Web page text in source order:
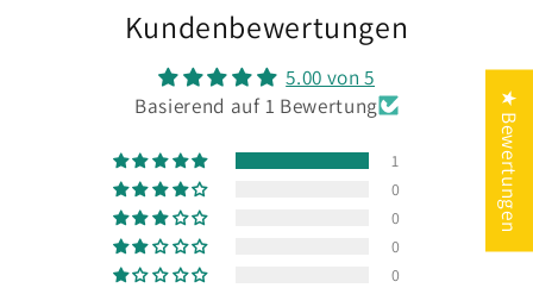
Kundenbewertungen
5.00 von 5
Basierend auf 1 Bewertung
1
0
0
0
0
★ Bewertungen